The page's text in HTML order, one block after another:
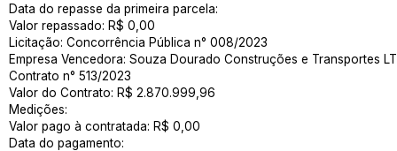
Data do repasse da primeira parcela:
Valor repassado: R$ 0,00
Licitação: Concorrência Pública n° 008/2023
Empresa Vencedora: Souza Dourado Construções e Transportes
Contrato n° 513/2023
Valor do Contrato: R$ 2.870.999,96
Medições:
Valor pago à contratada: R$ 0,00
Data do pagamento: